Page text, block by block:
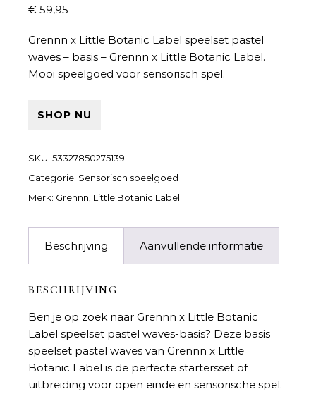
€ 59,95
Grennn x Little Botanic Label speelset pastel
waves – basis – Grennn x Little Botanic Label.
Mooi speelgoed voor sensorisch spel.
SHOP NU
SKU: 53327850275139
Categorie: Sensorisch speelgoed
Merk: Grennn Little Botanic Label
Beschrijving Aanvullende informatie
BESCHRIJVING
Ben je op zoek naar Grennn x Little Botanic
Label speelset pastel waves-basis? Deze basis
speelset pastel waves van Grennn x Little
Botanic Label is de perfecte startersset of
uitbreiding voor open einde en sensorische spel.